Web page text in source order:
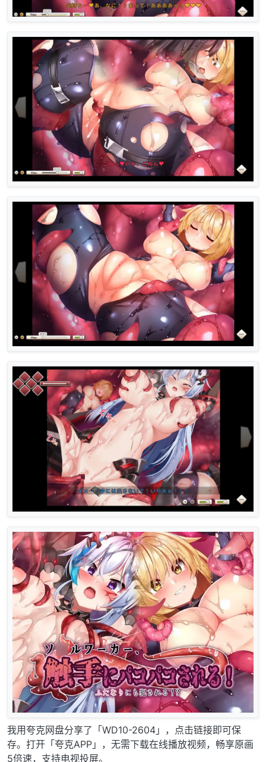
我用夸克网盘分享了「WD10-2604」，点击链接即可保
存。打开「夸克APP」，无需下载在线播放视频，畅享原画
5倍速，支持电视投屏。